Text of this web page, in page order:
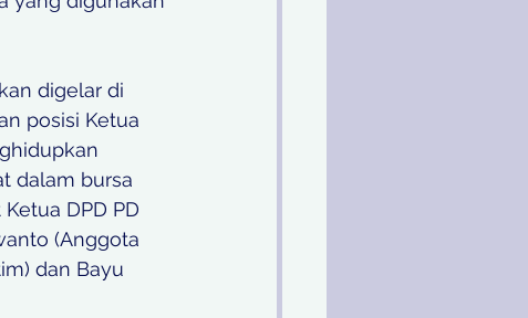
digelar di
posisi Ketua
dalam bursa
DPD PD
(Anggota
dan Bayu